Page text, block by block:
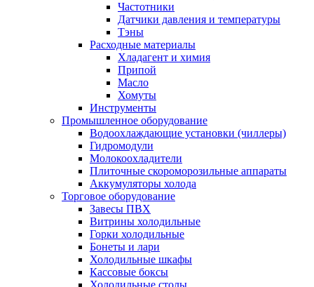
Частотники
Датчики давления и температуры
Тэны
Расходные материалы
Хладагент и химия
Припой
Масло
Хомуты
Инструменты
Промышленное оборудование
Водоохлаждающие установки (чиллеры)
Гидромодули
Молокоохладители
Плиточные скороморозильные аппараты
Аккумуляторы холода
Торговое оборудование
Завесы ПВХ
Витрины холодильные
Горки холодильные
Бонеты и лари
Холодильные шкафы
Кассовые боксы
Холодильные столы